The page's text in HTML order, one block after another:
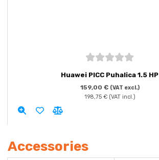
5
out of
5
Huawei PICC Puhalica 1.5 HP
159,00 € (VAT excl.)
198,75 €(VAT incl.)
Accessories